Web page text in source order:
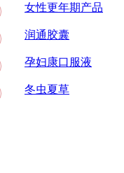
女性更年期产品
润通胶囊
孕妇康口服液
冬虫夏草